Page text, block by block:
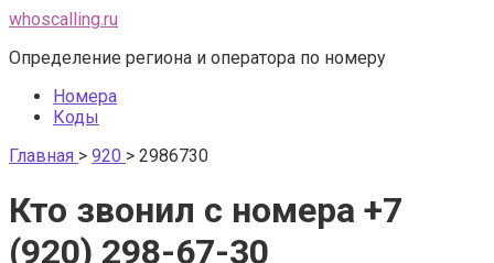
Перейти
контенту
whoscalling.ru
Определение региона и оператора по номеру
Номера
Коды
Главная > 920 > 2986730
Кто звонил с номера +7
(920) 298-67-30